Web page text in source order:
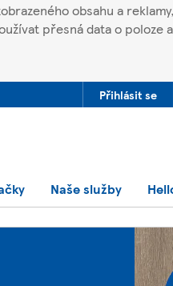
obsahu a
přesná data o poloze
Jste offline. Některé funkce
Přihlásit se
Naše služby